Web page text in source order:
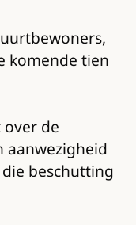
komende tien
over de
aanwezigheid
beschutting